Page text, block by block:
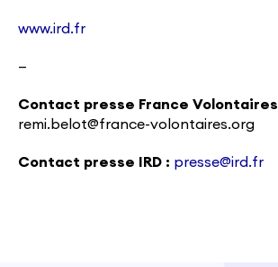
www.ird.fr
—
Contact presse France Volontaires
remi.belot@france-volontaires.org
Contact presse IRD : presse@ird.fr